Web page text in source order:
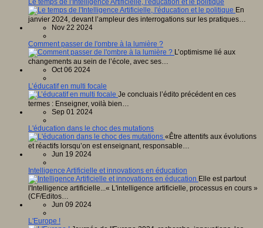
En
janvier 2024, devant l’ampleur des interrogations sur les pratiques…
Nov 22 2024
Comment passer de l'ombre à la lumière ?
L’optimisme lié aux
changements au sein de l’école, avec ses…
Oct 06 2024
L’éducatif en multi focale
Je concluais l’édito précédent en ces
termes : Enseigner, voilà bien…
Sep 01 2024
L'éducation dans le choc des mutations
«Être attentifs aux évolutions
et réactifs lorsqu’on est enseignant, responsable…
Jun 19 2024
Intelligence Artificielle et innovations en éducation
Elle est partout
l'Intelligence artificielle...« L'intelligence artificielle, processus en cours »
(CF/Editos…
Jun 09 2024
L'Europe !